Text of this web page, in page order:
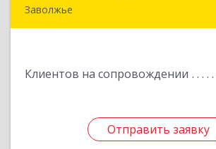
Заволжье
Клиентов на сопровождении
Отправить заявку
Отправить заявку